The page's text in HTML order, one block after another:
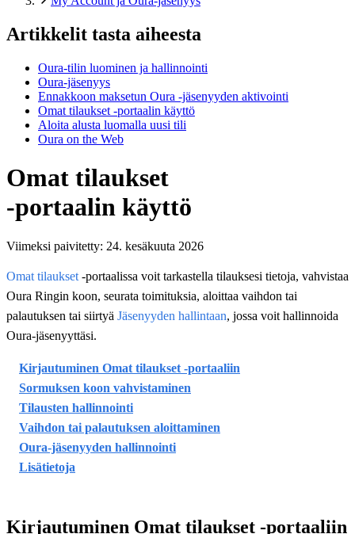
Artikkelit tasta aiheesta
Oura-tilin luominen ja hallinnointi
Oura-jäsenyys
Ennakkoon maksetun Oura -jäsenyyden aktivointi
Omat tilaukset ‑portaalin käyttö
Aloita alusta luomalla uusi tili
Oura on the Web
Omat tilaukset
‑portaalin käyttö
Viimeksi paivitetty: 24. kesäkuuta 2026
Omat tilaukset ‑portaalissa voit tarkastella tilauksesi tietoja, vahvistaa
Oura Ringin koon, seurata toimituksia, aloittaa vaihdon tai
palautuksen tai siirtyä Jäsenyyden hallintaan, jossa voit hallinnoida
Oura-jäsenyyttäsi.
Kirjautuminen Omat tilaukset ‑portaaliin
Sormuksen koon vahvistaminen
Tilausten hallinnointi
Vaihdon tai palautuksen aloittaminen
Oura-jäsenyyden hallinnointi
Lisätietoja
Kirjautuminen Omat tilaukset ‑portaaliin